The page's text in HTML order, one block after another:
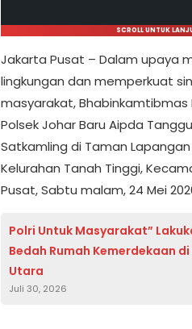
SCROLL UNTUK
Jakarta Pusat – Dalam upaya
lingkungan dan memperkuat
masyarakat, Bhabinkamtibmas
Polsek Johar Baru Aipda
Satkamling di Taman Lapangan
Kelurahan Tanah Tinggi,
Pusat, Sabtu malam, 24 Mei
Polri Untuk Masyarakat”
Bedah Rumah Kemerdekaan
Utara
Juli 30, 2026